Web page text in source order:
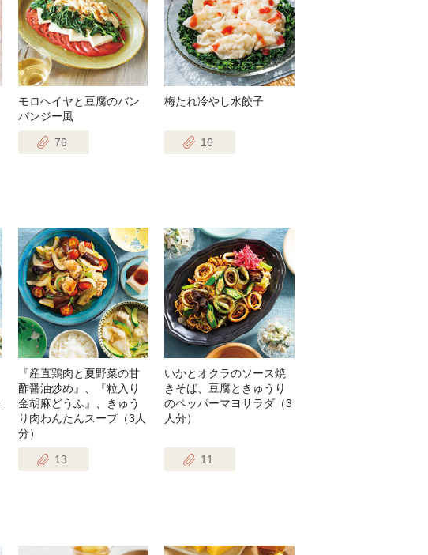
モロヘイヤと豆腐のバン
バンジー風
76
梅たれ冷やし水餃子
16
『産直鶏肉と夏野菜の甘
酢醤油炒め』、『粒入り
金胡麻どうふ』、きゅう
り肉わんたんスープ（3人
分）
13
いかとオクラのソース焼
きそば、豆腐ときゅうり
のペッパーマヨサラダ（3
人分）
11